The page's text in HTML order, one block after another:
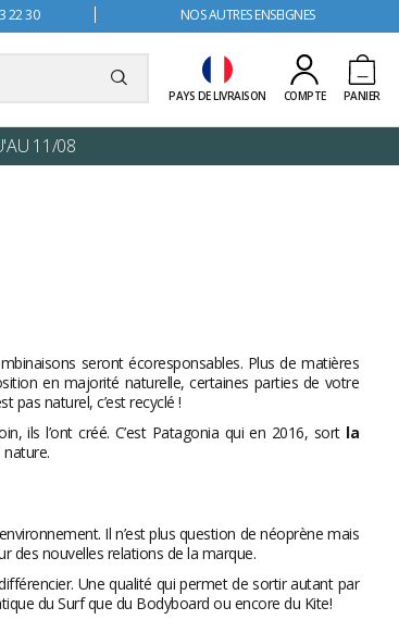
22 30 NOS AUTRES ENSEIGNES
PAYS DE LIVRAISON COMPTE PANIER
11/08
seront écoresponsables. Plus de matières
en majorité naturelle, certaines parties de votre
pas naturel, c’est recyclé !
ils l’ont créé. C’est Patagonia qui en 2016, sort la
Il n’est plus question de néoprène mais
des nouvelles relations de la marque.
Une qualité qui permet de sortir autant par
du Surf que du Bodyboard ou encore du Kite!